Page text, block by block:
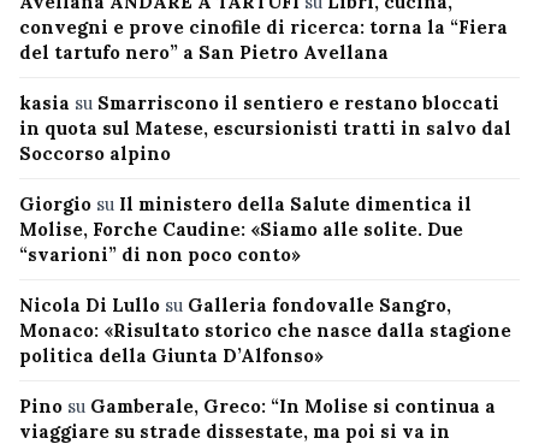
convegni e prove cinofile di ricerca: torna la “Fiera
del tartufo nero” a San Pietro Avellana
kasia su Smarriscono il sentiero e restano bloccati
in quota sul Matese, escursionisti tratti in salvo dal
Soccorso alpino
Giorgio su Il ministero della Salute dimentica il
Molise, Forche Caudine: «Siamo alle solite. Due
“svarioni” di non poco conto»
Nicola Di Lullo su Galleria fondovalle Sangro,
Monaco: «Risultato storico che nasce dalla stagione
politica della Giunta D’Alfonso»
Pino su Gamberale, Greco: “In Molise si continua a
viaggiare su strade dissestate, ma poi si va in